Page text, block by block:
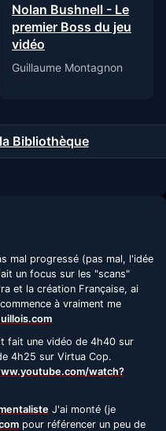
Nolan Bushnell - Le
premier Boss du jeu
vidéo
Guillaume Montagnon
Bibliothèque
mal progressé (pas mal, l'idée
un focus sur les "scans"
et la création Française, ai
à vraiment me
fait une vidéo de 4h40 sur
4h25 sur Virtua Cop.
watch?
J'ai monté (je
pour référencer un peu de